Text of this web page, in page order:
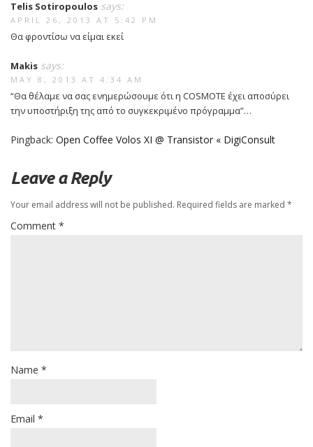
Telis Sotiropoulos says:
APRIL 26, 2013 AT 5:42 PM
Θα φροντίσω να είμαι εκεί
Makis says:
MAY 8, 2013 AT 4:34 AM
“Θα θέλαμε να σας ενημερώσουμε ότι η COSMOTE έχει αποσύρει
την υποστήριξη της από το συγκεκριμένο πρόγραμμα”…
Pingback: Open Coffee Volos XI @ Transistor « DigiConsult
Leave a Reply
Your email address will not be published. Required fields are marked *
Comment *
Name *
Email *